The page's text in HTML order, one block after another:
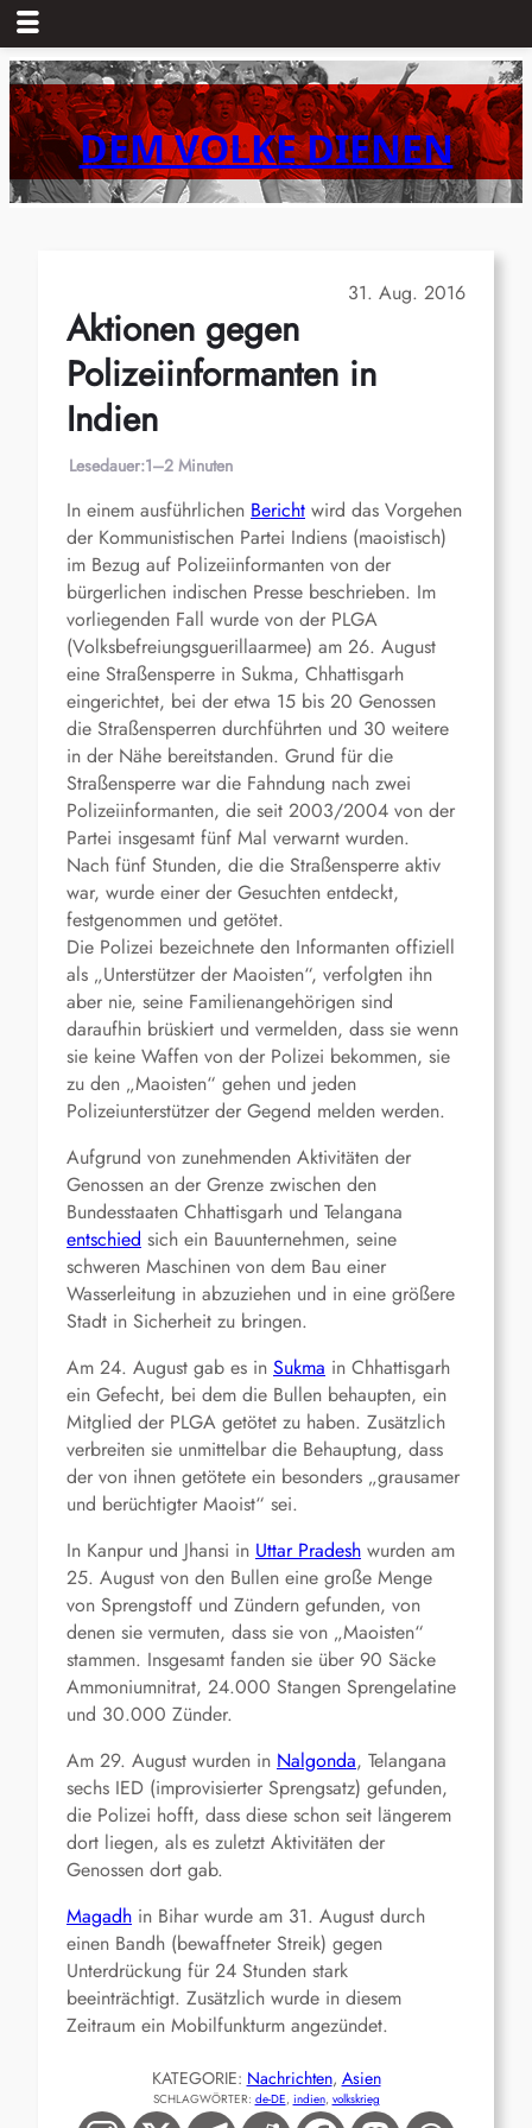
Zum
Inhalt
springenDEM VOLKE DIENEN
31. Aug. 2016
Aktionen gegen
Polizeiinformanten in
Indien
Lesedauer:1–2 Minuten
In einem ausführlichen Bericht wird das Vorgehen
der Kommunistischen Partei Indiens (maoistisch)
im Bezug auf Polizeiinformanten von der
bürgerlichen indischen Presse beschrieben. Im
vorliegenden Fall wurde von der PLGA
(Volksbefreiungsguerillaarmee) am 26. August
eine Straßensperre in Sukma, Chhattisgarh
eingerichtet, bei der etwa 15 bis 20 Genossen
die Straßensperren durchführten und 30 weitere
in der Nähe bereitstanden. Grund für die
Straßensperre war die Fahndung nach zwei
Polizeiinformanten, die seit 2003/2004 von der
Partei insgesamt fünf Mal verwarnt wurden.
Nach fünf Stunden, die die Straßensperre aktiv
war, wurde einer der Gesuchten entdeckt,
festgenommen und getötet.
Die Polizei bezeichnete den Informanten offiziell
als „Unterstützer der Maoisten“, verfolgten ihn
aber nie, seine Familienangehörigen sind
daraufhin brüskiert und vermelden, dass sie wenn
sie keine Waffen von der Polizei bekommen, sie
zu den „Maoisten“ gehen und jeden
Polizeiunterstützer der Gegend melden werden.
Aufgrund von zunehmenden Aktivitäten der
Genossen an der Grenze zwischen den
Bundesstaaten Chhattisgarh und Telangana
entschied sich ein Bauunternehmen, seine
schweren Maschinen von dem Bau einer
Wasserleitung in abzuziehen und in eine größere
Stadt in Sicherheit zu bringen.
Am 24. August gab es in Sukma in Chhattisgarh
ein Gefecht, bei dem die Bullen behaupten, ein
Mitglied der PLGA getötet zu haben. Zusätzlich
verbreiten sie unmittelbar die Behauptung, dass
der von ihnen getötete ein besonders „grausamer
und berüchtigter Maoist“ sei.
In Kanpur und Jhansi in Uttar Pradesh wurden am
25. August von den Bullen eine große Menge
von Sprengstoff und Zündern gefunden, von
denen sie vermuten, dass sie von „Maoisten“
stammen. Insgesamt fanden sie über 90 Säcke
Ammoniumnitrat, 24.000 Stangen Sprengelatine
und 30.000 Zünder.
Am 29. August wurden in Nalgonda, Telangana
sechs IED (improvisierter Sprengsatz) gefunden,
die Polizei hofft, dass diese schon seit längerem
dort liegen, als es zuletzt Aktivitäten der
Genossen dort gab.
Magadh in Bihar wurde am 31. August durch
einen Bandh (bewaffneter Streik) gegen
Unterdrückung für 24 Stunden stark
beeinträchtigt. Zusätzlich wurde in diesem
Zeitraum ein Mobilfunkturm angezündet.
KATEGORIE: Nachrichten, Asien
SCHLAGWÖRTER: de-DE, indien, volkskrieg